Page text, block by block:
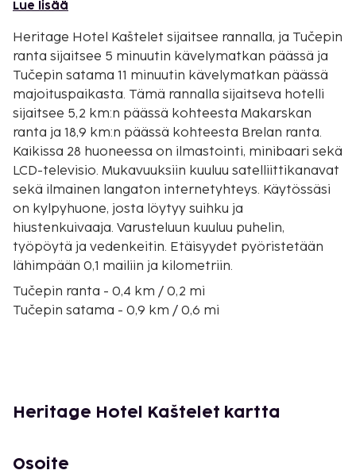
Lue lisää
Heritage Hotel Kaštelet sijaitsee rannalla, ja Tučepin
ranta sijaitsee 5 minuutin kävelymatkan päässä ja
Tučepin satama 11 minuutin kävelymatkan päässä
majoituspaikasta. Tämä rannalla sijaitseva hotelli
sijaitsee 5,2 km:n päässä kohteesta Makarskan
ranta ja 18,9 km:n päässä kohteesta Brelan ranta.
Kaikissa 28 huoneessa on ilmastointi, minibaari sekä
LCD-televisio. Mukavuuksiin kuuluu satelliittikanavat
sekä ilmainen langaton internetyhteys. Käytössäsi
on kylpyhuone, josta löytyy suihku ja
hiustenkuivaaja. Varusteluun kuuluu puhelin,
työpöytä ja vedenkeitin. Etäisyydet pyöristetään
lähimpään 0,1 mailiin ja kilometriin.
Tučepin ranta - 0,4 km / 0,2 mi
Tučepin satama - 0,9 km / 0,6 mi
Fransiskaaniluostari - 4,1 km / 2,6 mi
Podgoran ranta - 4,2 km / 2,6 mi
Heritage Hotel Kaštelet kartta
Osoite